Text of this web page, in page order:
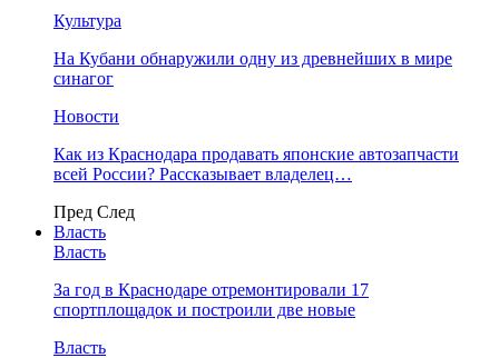
Культура
На Кубани обнаружили одну из древнейших в мире
синагог
Новости
Как из Краснодара продавать японские автозапчасти
всей России? Рассказывает владелец…
Пред След
Власть
Власть
За год в Краснодаре отремонтировали 17
спортплощадок и построили две новые
Власть